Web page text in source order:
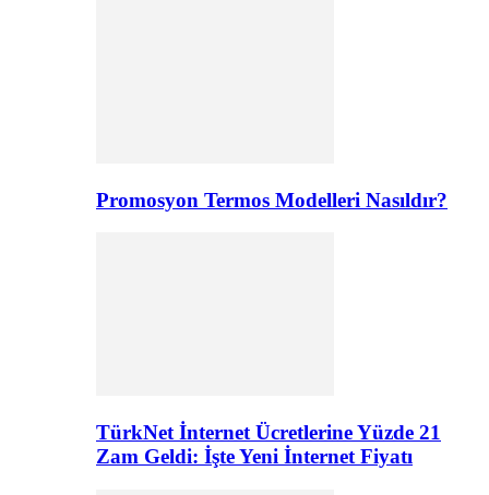
Promosyon Termos Modelleri Nasıldır?
TürkNet İnternet Ücretlerine Yüzde 21
Zam Geldi: İşte Yeni İnternet Fiyatı